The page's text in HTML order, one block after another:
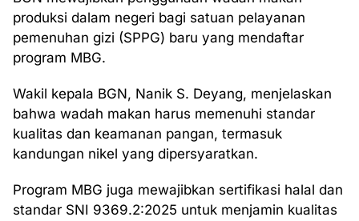
produksi dalam negeri bagi satuan pelayanan
pemenuhan gizi (SPPG) baru yang mendaftar
program MBG.
Wakil kepala BGN, Nanik S. Deyang, menjelaskan
bahwa wadah makan harus memenuhi standar
kualitas dan keamanan pangan, termasuk
kandungan nikel yang dipersyaratkan.
Program MBG juga mewajibkan sertifikasi halal dan
standar SNI 9369.2:2025 untuk menjamin kualitas